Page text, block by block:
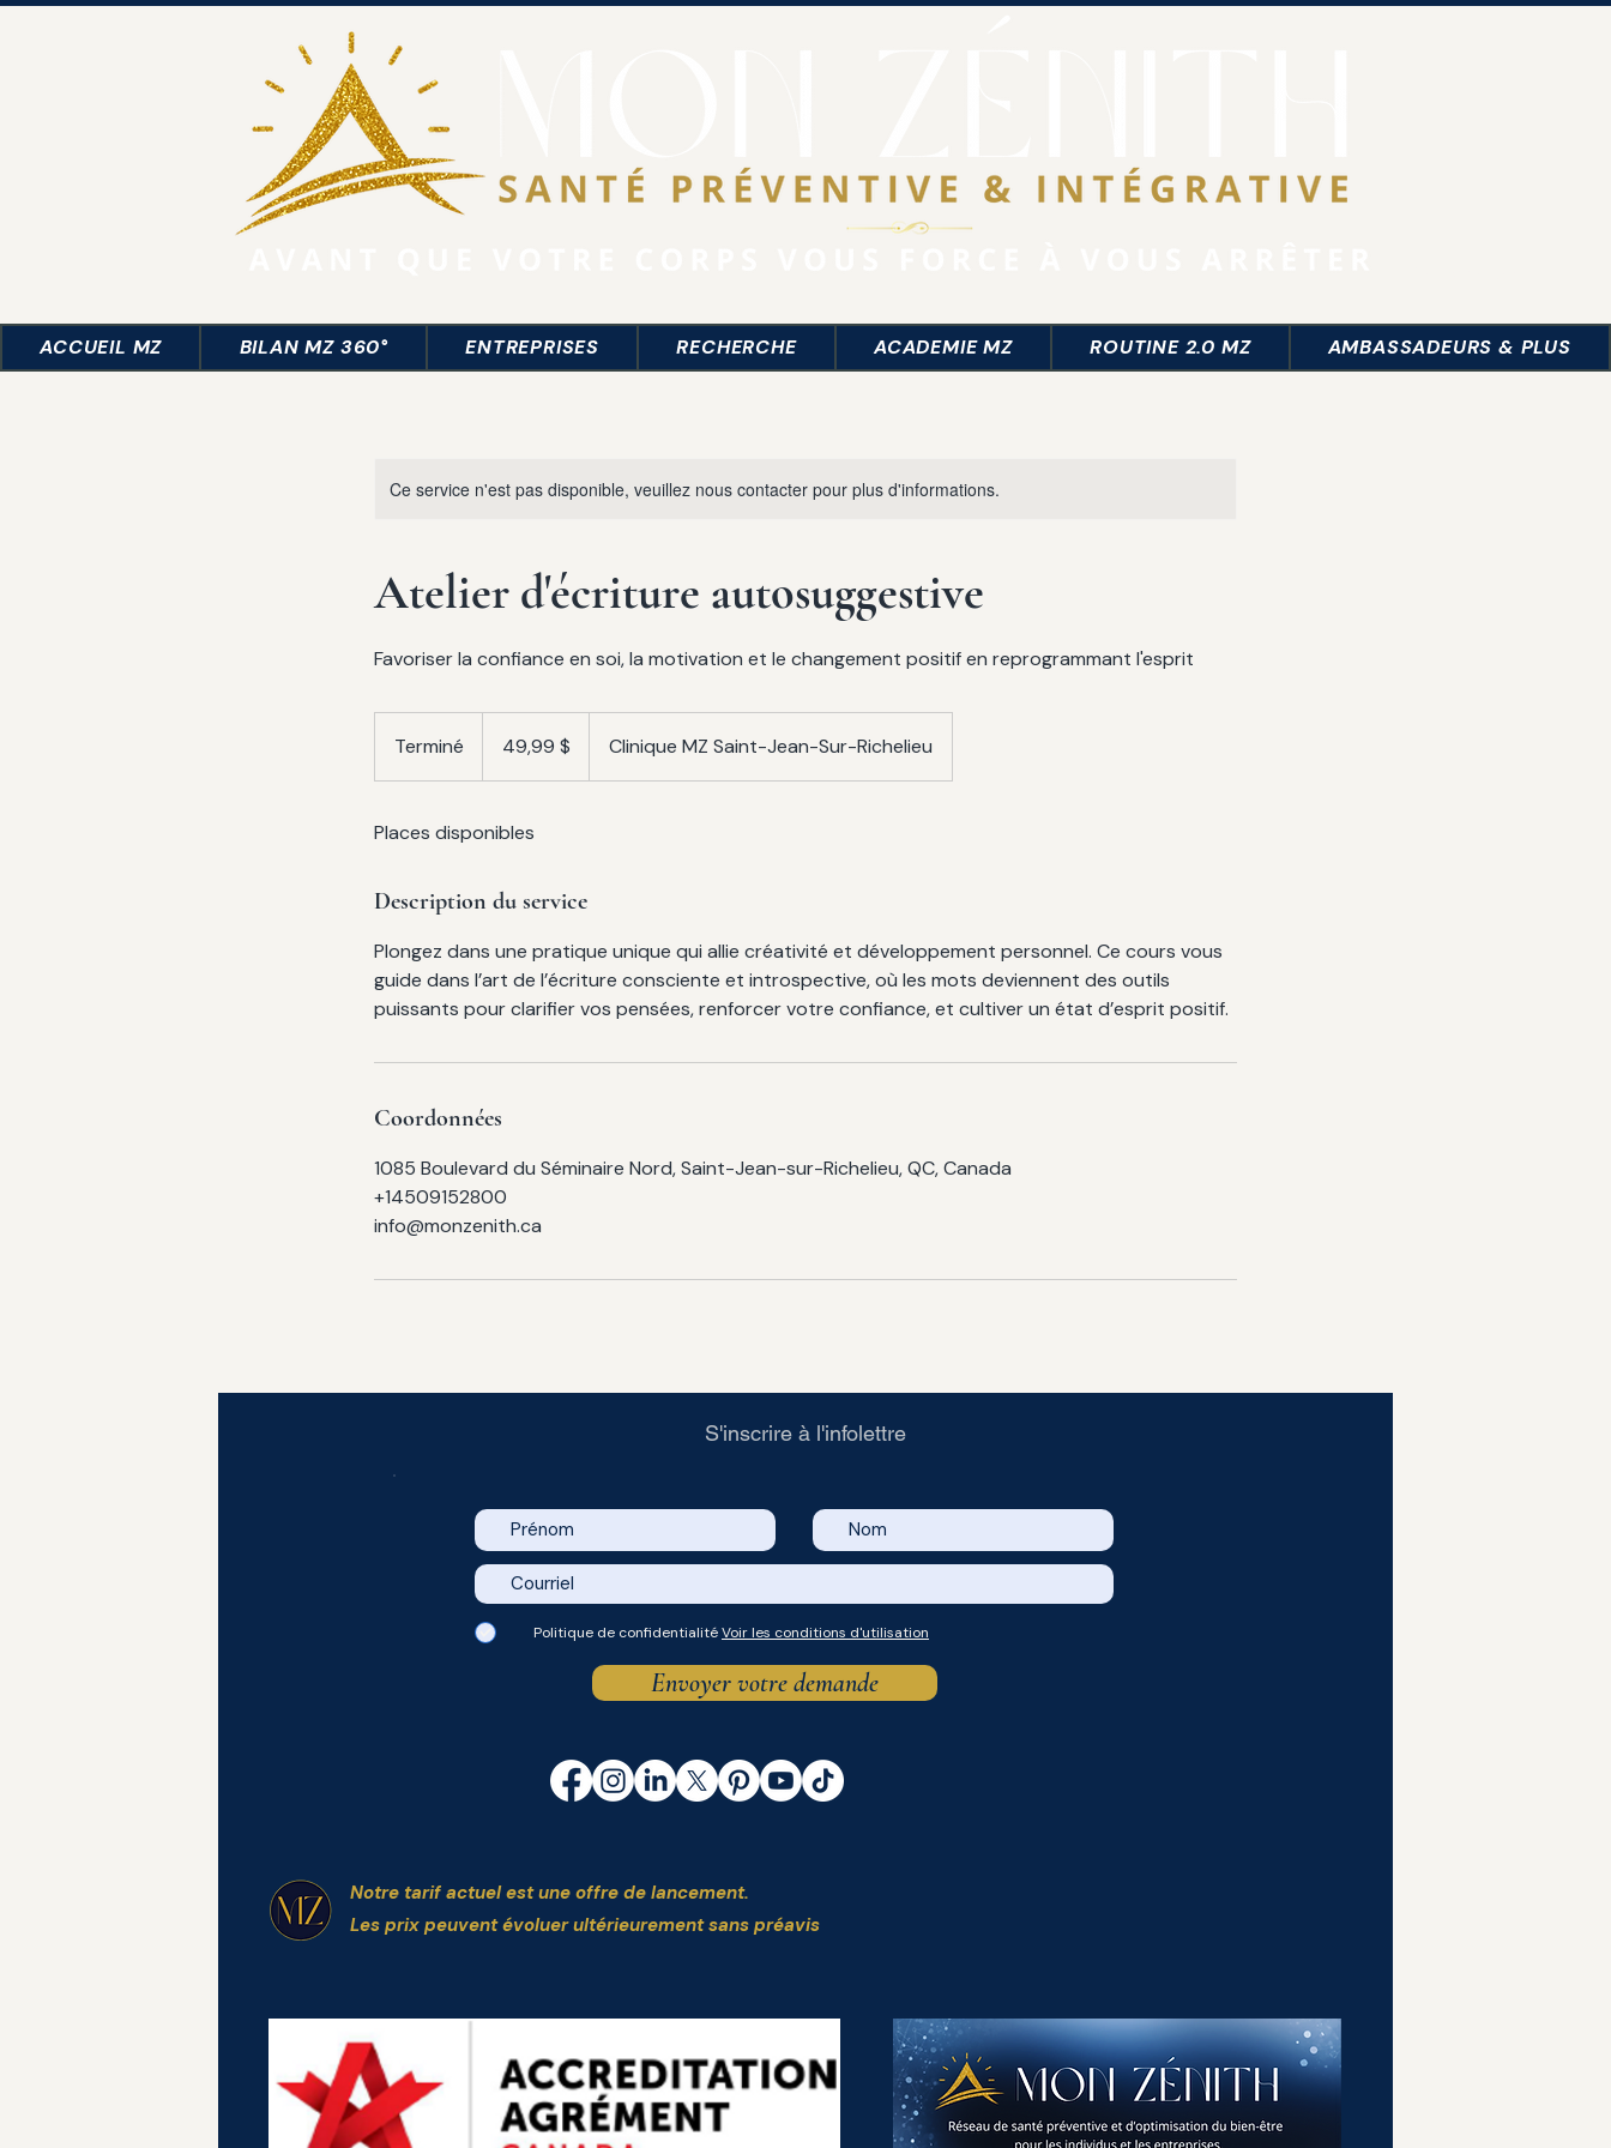
ACCUEIL MZ BILAN MZ 360° ENTREPRISES RECHERCHE ACADEMIE MZ ROUTINE 2.0 MZ AMBASSADEURS & PLUS
Ce service n'est pas disponible, veuillez nous contacter pour plus d'informations.
Atelier d'écriture autosuggestive
Favoriser la confiance en soi, la motivation et le changement positif en reprogrammant l'esprit
Terminé
e
m
49,99 $ Clinique MZ Saint-Jean-Sur-Richelieu
Places disponibles
Description du service
Plongez dans une pratique unique qui allie créativité et développement personnel. Ce cours vous
guide dans l’art de l’écriture consciente et introspective, où les mots deviennent des outils
puissants pour clarifier vos pensées, renforcer votre confiance, et cultiver un état d’esprit positif.
Coordonnées
1085 Boulevard du Séminaire Nord, Saint-Jean-sur-Richelieu, QC, Canada
+14509152800
info@monzenith.ca
S'inscrire à l'infolettre
Politique de confidentialitéVoir les conditions d'utilisation
Envoyer votre demande
Notre tarif actuel est une offre de lancement.
Les prix peuvent évoluer ultérieurement sans préavis